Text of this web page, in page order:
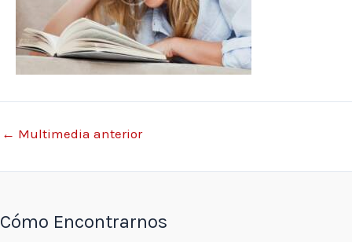
← Multimedia anterior
Cómo Encontrarnos